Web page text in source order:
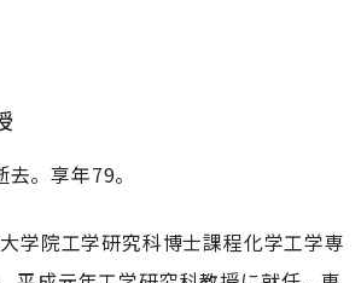
。享年79。
学院工学研究科博士課程化学工学専